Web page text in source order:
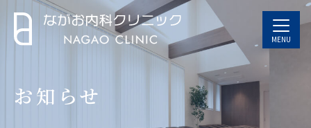
MENU
お知らせ